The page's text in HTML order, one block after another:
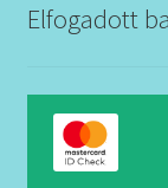
Elfogadott